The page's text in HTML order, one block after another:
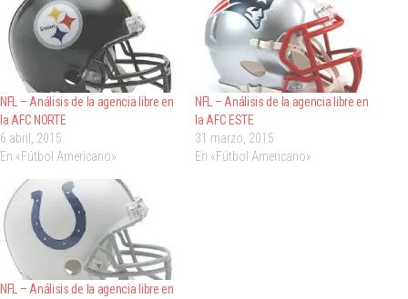
NFL – Análisis de la agencia libre en
la AFC NORTE
6 abril, 2015
En «Fútbol Americano»
NFL – Análisis de la agencia libre en
la AFC ESTE
31 marzo, 2015
En «Fútbol Americano»
NFL – Análisis de la agencia libre en